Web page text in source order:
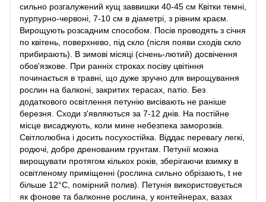
сильно розгалужений кущ заввишки 40-45 см Квітки темні,
пурпурно-червоні, 7-10 см в діаметрі, з рівним краєм.
Вирощують розсадним способом. Посів проводять з січня
по квітень, поверхнево, під скло (після появи сходів скло
прибирають). В зимові місяці (січень-лютий) досвічення
обов'язкове. При ранніх строках посіву цвітіння
починається в травні, що дуже зручно для вирощування
рослин на балконі, закритих терасах, патіо. Без
додаткового освітлення петунію висівають не раніше
березня. Сходи з'являються за 7-12 днів. На постійне
місце висаджують, коли мине небезпека заморозків.
Світлолюбна і досить посухостійка. Віддає перевагу легкі,
родючі, добре дренованим грунтам. Петунії можна
вирощувати протягом кількох років, зберігаючи взимку в
освітленому приміщенні (рослина сильно обрізають, t не
більше 12°C, помірний полив). Петунія використовується
як фонове та балконне рослина, у контейнерах, вазах